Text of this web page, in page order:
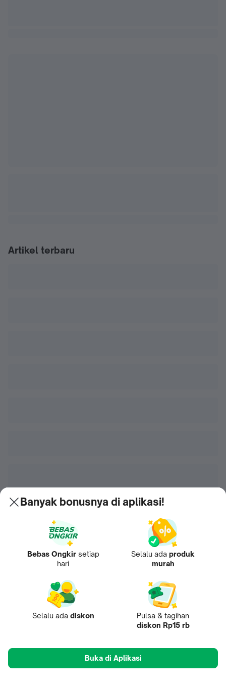
Artikel terbaru
Banyak bonusnya di aplikasi!
Bebas Ongkir setiap
hari
Selalu ada produk
murah
Selalu ada diskon
Pulsa & tagihan
diskon Rp15 rb
Buka di Aplikasi